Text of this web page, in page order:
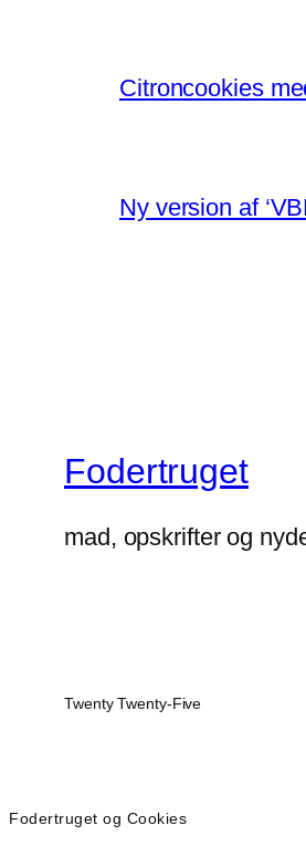
Citroncookies
Ny version af
Fodertruget
mad, opskrifter og
Twenty Twenty-Five
Fodertruget og Cookies